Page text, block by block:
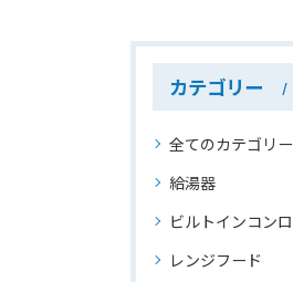
カテゴリー
全てのカテゴリー
給湯器
ビルトインコンロ
レンジフード